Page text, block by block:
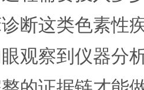
断这类色素性
观察到仪器分